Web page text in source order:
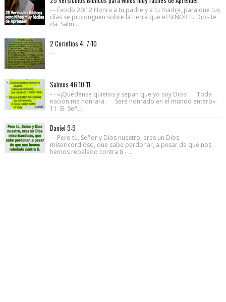
- - Éxodo 20:12 Honra a tu padre y a tu madre, para que tus
días se prolonguen sobre la tierra que el SEÑOR tu Dios te
da. Salm...
2 Corintios 4: 7-10
- -
Salmos 46:10-11
- - «¡Quédense quietos y sepan que yo soy Dios! Toda
nación me honrará. Seré honrado en el mundo entero».
11 El Señ...
Daniel 9:9
- - Pero tú, Señor y Dios nuestro, eres un Dios
misericordioso, que sabe perdonar, a pesar de que nos
hemos rebelado contra ti - ...